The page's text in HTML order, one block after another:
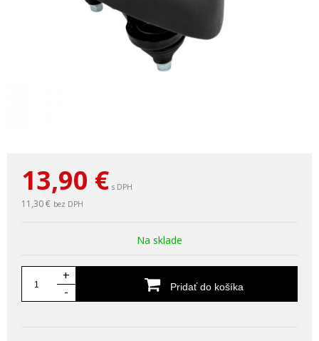
13,90 € s DPH
11,30 € bez DPH
Na sklade
+
-
Pridať do košíka